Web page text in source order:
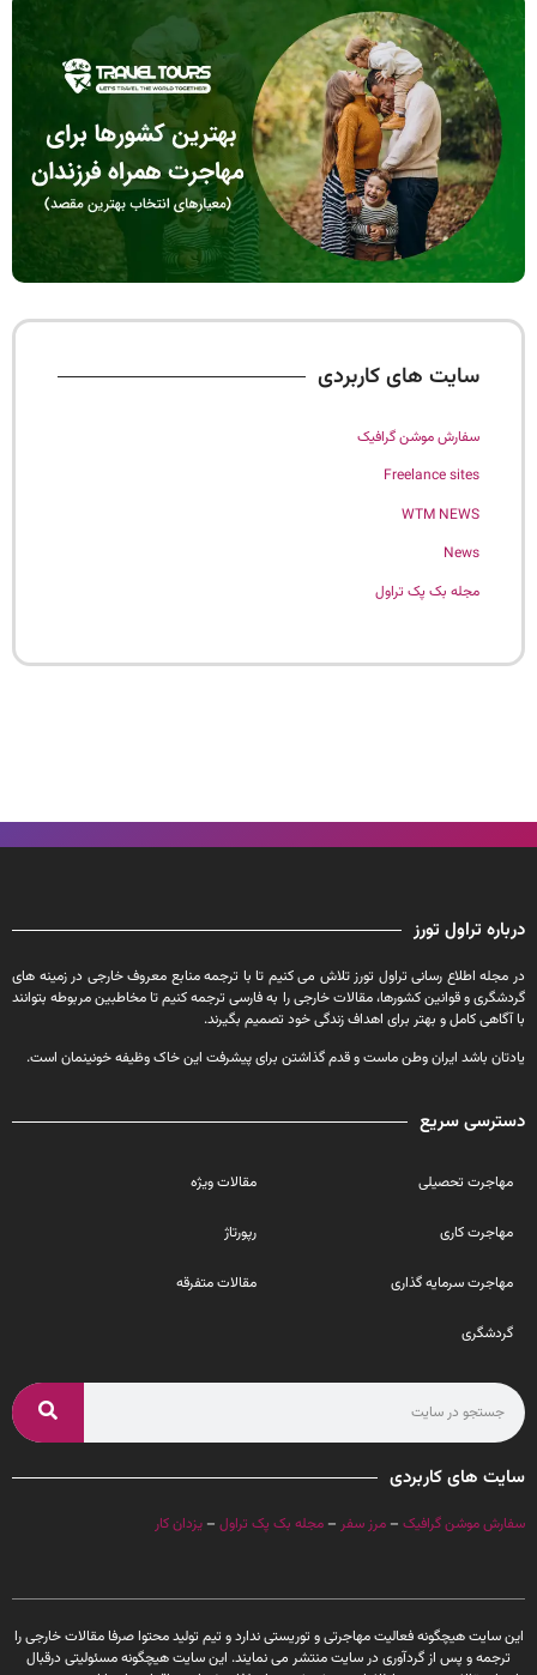
سایت های کاربردی
سفارش موشن گرافیک
Freelance sites
WTM NEWS
News
مجله بک پک تراول
درباره تراول تورز
در مجله اطلاع رسانی تراول تورز تلاش می کنیم تا با ترجمه منابع معروف خارجی در زمینه های
گردشگری و قوانین کشورها، مقالات خارجی را به فارسی ترجمه کنیم تا مخاطبین مربوطه بتوانند
با آگاهی کامل و بهتر برای اهداف زندگی خود تصمیم بگیرند.
یادتان باشد ایران وطن ماست و قدم گذاشتن برای پیشرفت این خاک وظیفه خونینمان است.
دسترسی سریع
مهاجرت تحصیلی
مهاجرت کاری
مهاجرت سرمایه گذاری
گردشگری
مقالات ویژه
رپورتاژ
مقالات متفرقه
سایت های کاربردی
سفارش موشن گرافیک – مرز سفر – مجله بک پک تراول – یزدان کار
این سایت هیچگونه فعالیت مهاجرتی و توریستی ندارد و تیم تولید محتوا صرفا مقالات خارجی را
ترجمه و پس از گردآوری در سایت منتشر می نمایند. این سایت هیچگونه مسئولیتی درقبال